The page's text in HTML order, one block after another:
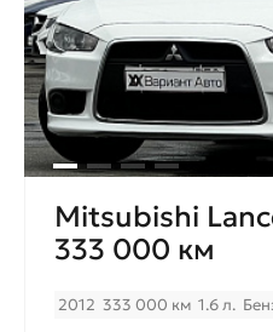
Mitsubishi
333 000 км
2012 333 000 км 1.6 л.